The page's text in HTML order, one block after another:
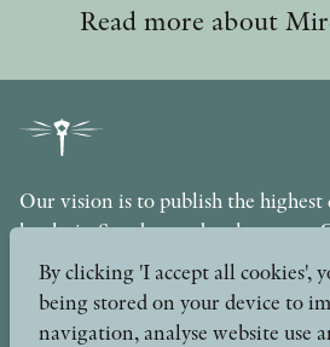
Read more about
Our vision is to publish the
books in Sweden under the motto
Scholarship and Quality. The
of the Axel and Margaret Ax:son
Public Benefit.
By clicking 'I accept all cookies',
being stored on your device to
navigation, analyse website use